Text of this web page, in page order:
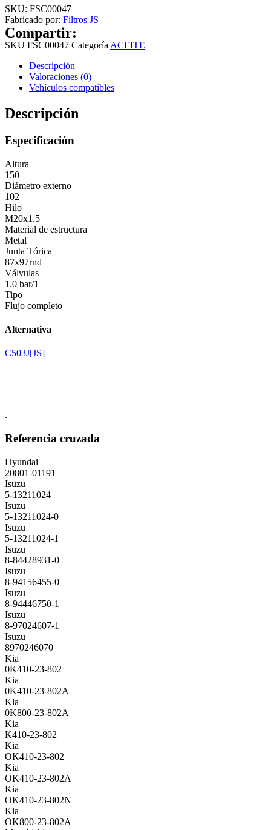
SKU: FSC00047
Fabricado por: Filtros JS
Compartir:
SKU FSC00047 Categoría ACEITE
Descripción
Valoraciones (0)
Vehículos compatibles
Descripción
Especificación
Altura
150
Diámetro externo
102
Hilo
M20x1.5
Material de estructura
Metal
Junta Tórica
87x97rnd
Válvulas
1.0 bar/1
Tipo
Flujo completo
Alternativa
C503J[JS]
.
Referencia cruzada
Hyundai
20801-01191
Isuzu
5-13211024
Isuzu
5-13211024-0
Isuzu
5-13211024-1
Isuzu
8-84428931-0
Isuzu
8-94156455-0
Isuzu
8-94446750-1
Isuzu
8-97024607-1
Isuzu
8970246070
Kia
0K410-23-802
Kia
0K410-23-802A
Kia
0K800-23-802A
Kia
K410-23-802
Kia
OK410-23-802
Kia
OK410-23-802A
Kia
OK410-23-802N
Kia
OK800-23-802A